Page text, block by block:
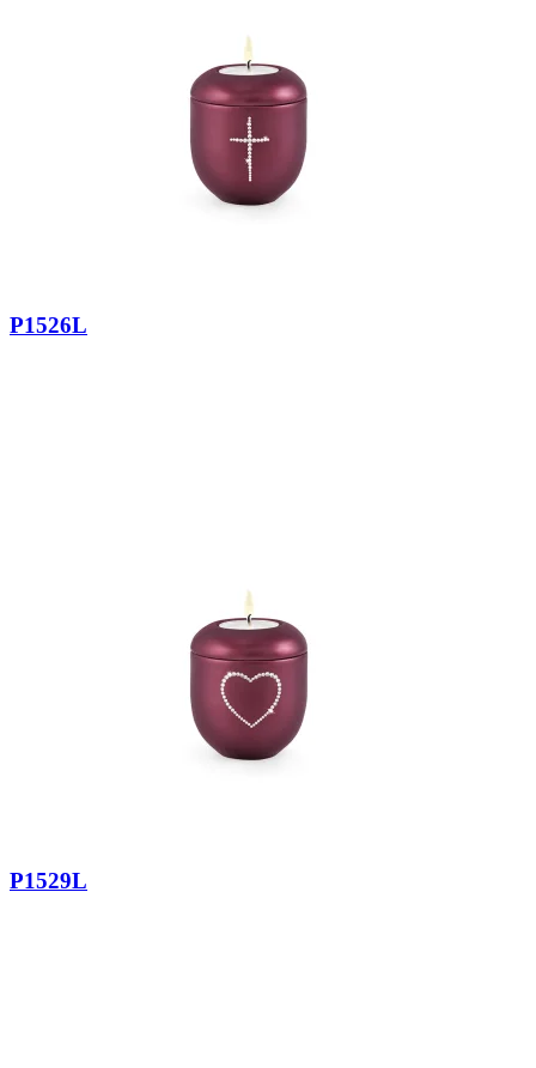
P1526L
P1529L